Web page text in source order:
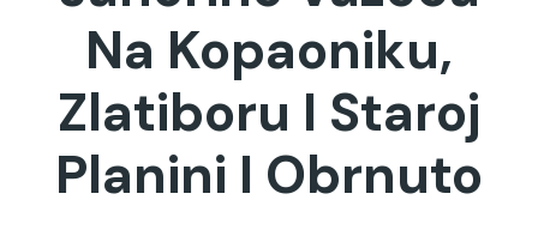
Na Kopaoniku,
Zlatiboru I Staroj
Planini I Obrnuto